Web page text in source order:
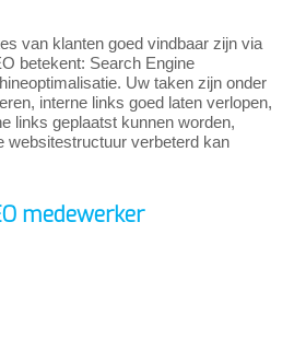
van klanten goed vindbaar zijn via
betekent: Search Engine
Uw taken zijn onder
interne links goed laten verlopen,
links geplaatst kunnen worden,
websitestructuur verbeterd kan
medewerker